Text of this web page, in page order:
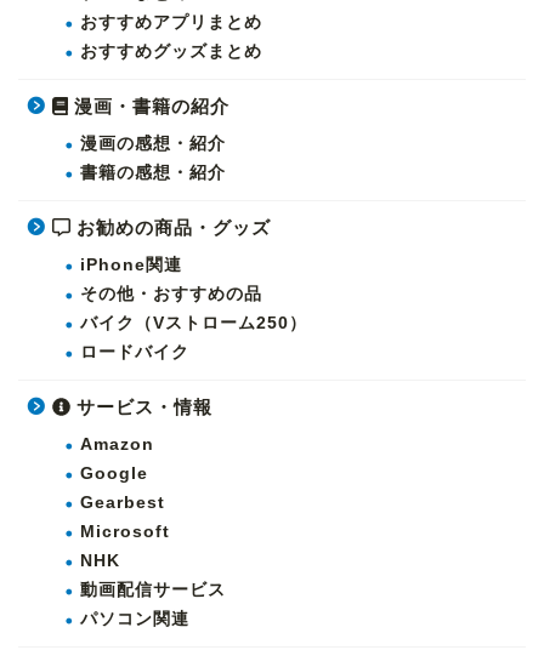
おすすめアプリまとめ
おすすめグッズまとめ
漫画・書籍の紹介
漫画の感想・紹介
書籍の感想・紹介
お勧めの商品・グッズ
iPhone関連
その他・おすすめの品
バイク（Vストローム250）
ロードバイク
サービス・情報
Amazon
Google
Gearbest
Microsoft
NHK
動画配信サービス
パソコン関連